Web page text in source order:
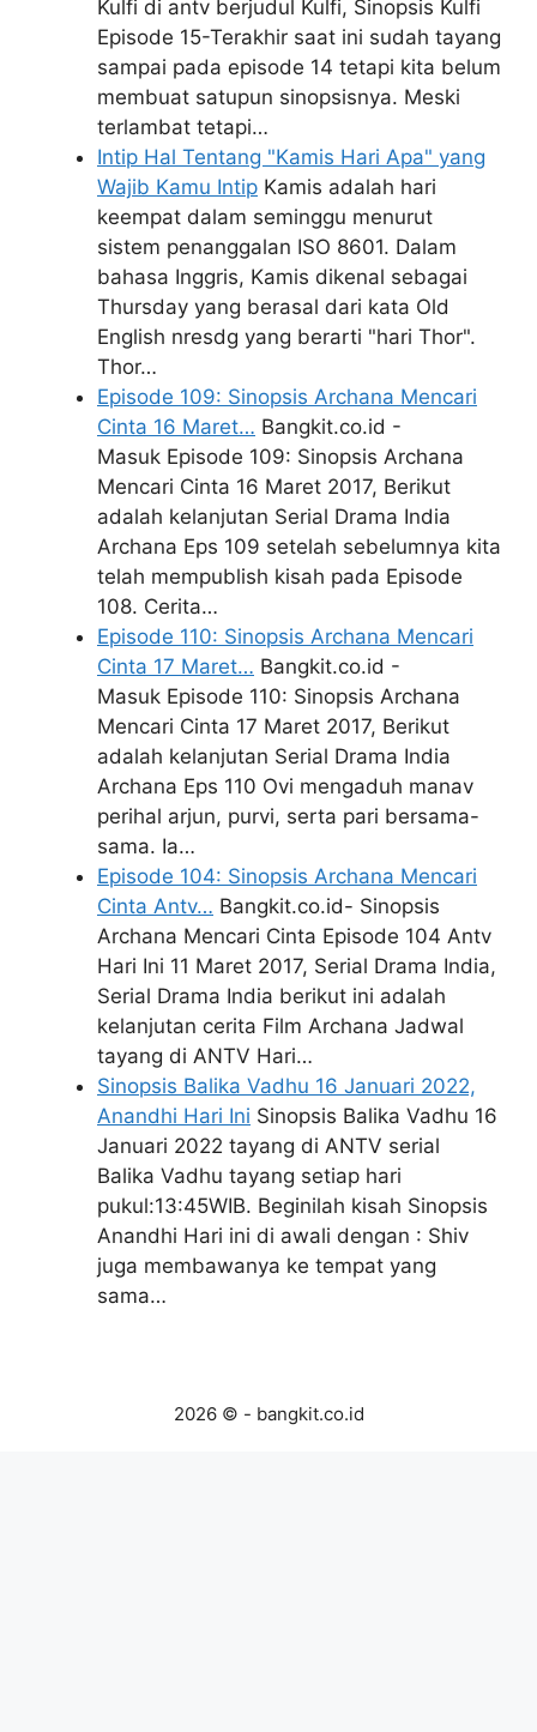
Kulfi di antv berjudul Kulfi, Sinopsis Kulfi
Episode 15-Terakhir saat ini sudah tayang
sampai pada episode 14 tetapi kita belum
membuat satupun sinopsisnya. Meski
terlambat tetapi…
Intip Hal Tentang "Kamis Hari Apa" yang
Wajib Kamu Intip Kamis adalah hari
keempat dalam seminggu menurut
sistem penanggalan ISO 8601. Dalam
bahasa Inggris, Kamis dikenal sebagai
Thursday yang berasal dari kata Old
English nresdg yang berarti "hari Thor".
Thor…
Episode 109: Sinopsis Archana Mencari
Cinta 16 Maret… Bangkit.co.id -
Masuk Episode 109: Sinopsis Archana
Mencari Cinta 16 Maret 2017, Berikut
adalah kelanjutan Serial Drama India
Archana Eps 109 setelah sebelumnya kita
telah mempublish kisah pada Episode
108. Cerita…
Episode 110: Sinopsis Archana Mencari
Cinta 17 Maret… Bangkit.co.id -
Masuk Episode 110: Sinopsis Archana
Mencari Cinta 17 Maret 2017, Berikut
adalah kelanjutan Serial Drama India
Archana Eps 110 Ovi mengaduh manav
perihal arjun, purvi, serta pari bersama-
sama. Ia…
Episode 104: Sinopsis Archana Mencari
Cinta Antv… Bangkit.co.id- Sinopsis
Archana Mencari Cinta Episode 104 Antv
Hari Ini 11 Maret 2017, Serial Drama India,
Serial Drama India berikut ini adalah
kelanjutan cerita Film Archana Jadwal
tayang di ANTV Hari…
Sinopsis Balika Vadhu 16 Januari 2022,
Anandhi Hari Ini Sinopsis Balika Vadhu 16
Januari 2022 tayang di ANTV serial
Balika Vadhu tayang setiap hari
pukul:13:45WIB. Beginilah kisah Sinopsis
Anandhi Hari ini di awali dengan : Shiv
juga membawanya ke tempat yang
sama…
2026 © - bangkit.co.id